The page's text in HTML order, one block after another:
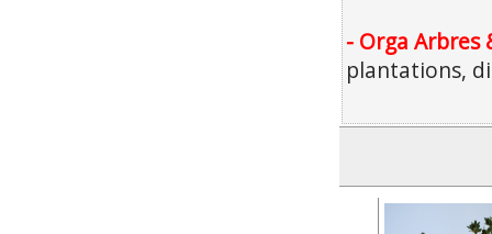
- Orga Arbres
plantations,